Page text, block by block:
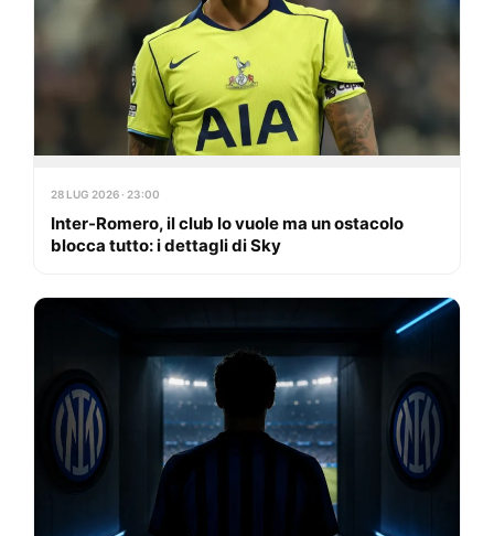
28 LUG 2026 · 23:00
Inter-Romero, il club lo vuole ma un ostacolo
blocca tutto: i dettagli di Sky